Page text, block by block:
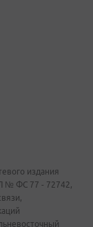
издания
№ ФС 77 - 72742,